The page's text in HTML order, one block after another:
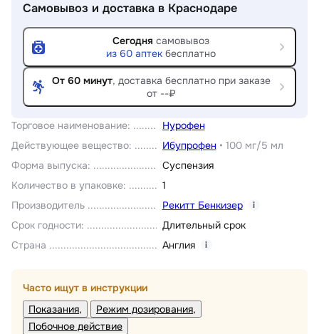
Торговое наименование:
Нурофен
Действующее вещество: Ибупрофен • 100 мг/5 мл
Форма выпуска:
Суспензия
Количество в упаковке:
1
Производитель
Рекитт Бенкизер i
Срок годности:
Длительный срок
Страна
Англия i
Часто ищут в инструкции
Показания
Режим дозирования
Побочное действие
Самовывоз и доставка в Краснодаре
Сегодня самовывоз
из 60 аптек бесплатно
От 60 минут, доставка бесплатно при заказе
от --₽